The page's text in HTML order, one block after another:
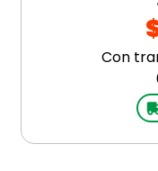
Con